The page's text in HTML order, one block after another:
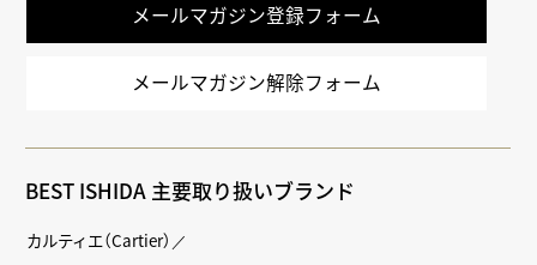
メールマガジン登録フォーム
メールマガジン解除フォーム
BEST ISHIDA 主要取り扱いブランド
カルティエ（Cartier）